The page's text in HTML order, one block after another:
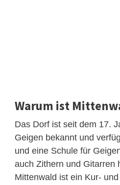
Warum ist
Das Dorf ist seit dem 17.
Geigen bekannt und
und eine Schule für
auch Zithern und Gitarren
Mittenwald ist ein Kur-